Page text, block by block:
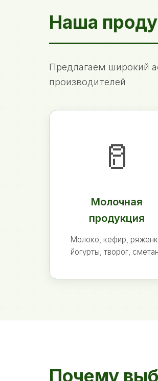
Наша
Предлагаем широкий
производителей
🥛
Молочная
продукция
Молоко, кефир,
йогурты, творог,
Почему